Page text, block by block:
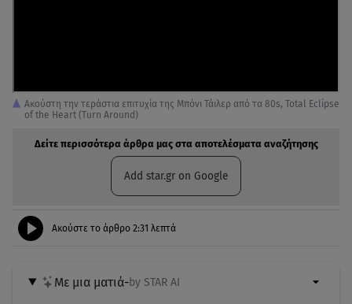
Ακούστη την τεράστια επιτυχία της Μπόνι Τάιλερ από τα 80s, Total Eclipse
of the Heart (Turn Around)
Δείτε περισσότερα άρθρα μας στα αποτελέσματα αναζήτησης
Add star.gr on Google
Ακούστε το άρθρο 2:31 λεπτά
Με μια ματιά-by STAR AI